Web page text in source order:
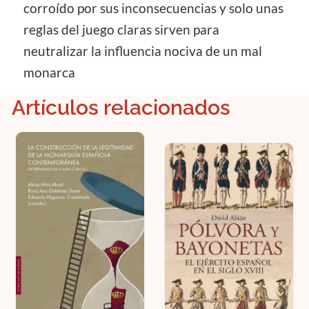
corroído por sus inconsecuencias y solo unas
reglas del juego claras sirven para
neutralizar la influencia nociva de un mal
monarca
Artículos relacionados